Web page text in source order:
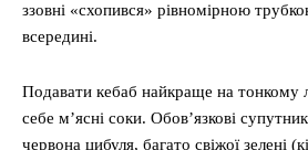
ззовні «схопився» рівномірною
всередині.
Подавати кебаб найкраще на тонкому
себе м’ясні соки. Обов’язкові
червона цибуля, багато свіжої зелені